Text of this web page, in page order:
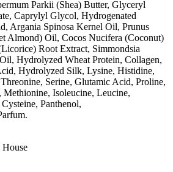
Parkii (Shea) Butter, Glyceryl
Caprylyl Glycol, Hydrogenated
Argania Spinosa Kernel Oil, Prunus
Almond) Oil, Cocos Nucifera (Coconut)
Root Extract, Simmondsia
Hydrolyzed Wheat Protein, Collagen,
Hydrolyzed Silk, Lysine, Histidine,
Serine, Glutamic Acid, Proline,
Isoleucine, Leucine,
Panthenol,
House